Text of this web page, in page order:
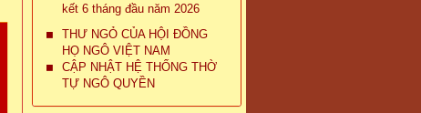
kết 6 tháng đầu năm 2026
THƯ NGỎ CỦA HỘI ĐỒNG
HỌ NGÔ VIỆT NAM
CẬP NHẬT HỆ THỐNG THỜ
TỰ NGÔ QUYỀN